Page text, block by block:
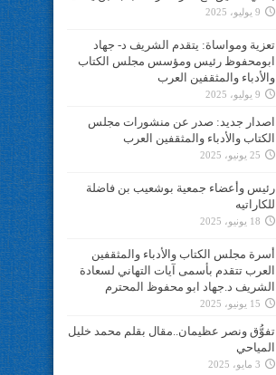
9 يوليو، 2025
تعزية ومواساة: يتقدم الشريف د- جهاد
ابومحفوظ رئيس ومؤسس مجلس الكتاب
والأدباء والمثقفين العرب
9 يوليو، 2025
اصدار جديد: صدر عن منشورات مجلس
الكتاب والأدباء والمثقفين العرب
25 يونيو، 2025
رئيس وأعضاء جمعية بوشعيب بن فاضلة
للكاراتيه
18 يونيو، 2025
أسرة مجلس الكتاب والأدباء والمثقفين
العرب تتقدم بأسمى آيات التهاني لسعادة
الشريف د.جهاد ابو محفوظ المحترم
15 يونيو، 2025
تفوُّق ونصر عظيمان..مقال بقلم محمد خليل
المياحي
3 مايو، 2025